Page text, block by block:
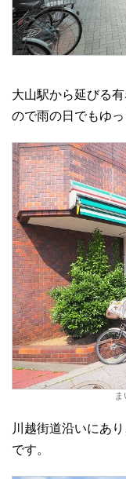
大山駅から延びる
ので雨の日でもゆっ
川越街道沿いにあ
です。